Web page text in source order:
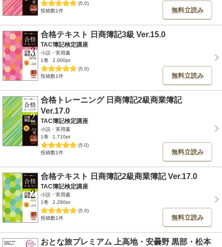
(5.0)
投稿数1件
無料立読み
合格テキスト 日商簿記3級 Ver.15.0
TAC簿記検定講座
小説・実用書
1巻
2,000pt
(5.0)
投稿数1件
無料立読み
合格トレーニング 日商簿記2級商業簿記
Ver.17.0
TAC簿記検定講座
小説・実用書
1巻
1,710pt
(5.0)
投稿数1件
無料立読み
合格テキスト 日商簿記2級商業簿記 Ver.17.0
TAC簿記検定講座
小説・実用書
1巻
2,280pt
(5.0)
投稿数1件
無料立読み
おとな旅プレミアム 上高地・安曇野 黒部・松本